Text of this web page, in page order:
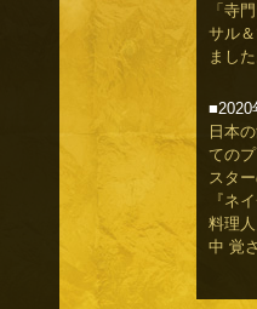
「寺
サル
ました
■2020
日本
ての
スタ
『ネ
料理
中 覚